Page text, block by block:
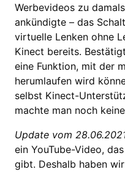
Werbevideos zu
ankündigte – das
virtuelle Lenken ohne
Kinect bereits.
eine Funktion, mit der
herumlaufen wird
selbst Kinect-
machte man noch
Update vom
ein YouTube-Video,
gibt. Deshalb haben